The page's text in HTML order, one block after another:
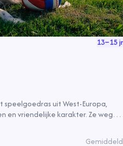
13–15jr
speelgoedras uit West-Europa,
en vriendelijke karakter. Ze wegen
Gemiddeld